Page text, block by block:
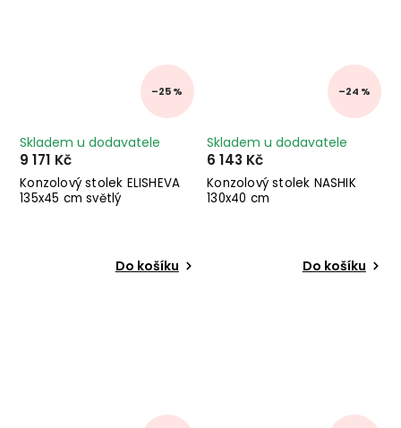
–25 %
Konzolový stolek ELISHEVA
135x45 cm světlý
Skladem u dodavatele
9 171 Kč
Do košíku
–24 %
Konzolový stolek NASHIK
130x40 cm
Skladem u dodavatele
6 143 Kč
Do košíku